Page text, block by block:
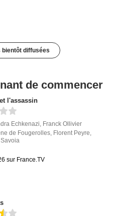
bientôt diffusées
de commencer
l'assassin
Echkenazi Franck Ollivier
de Fougerolles Florent Peyre
sur France.TV